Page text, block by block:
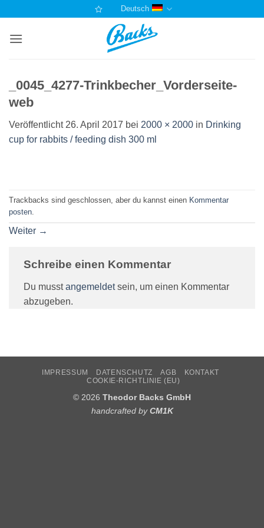
springen
Deutsch
_0045_4277-Trinkbecher_Vorderseite-
web
Veröffentlicht 26. April 2017 bei 2000 × 2000 in Drinking
cup for rabbits / feeding dish 300 ml
Trackbacks sind geschlossen, aber du kannst einen Kommentar
posten
Weiter →
Schreibe einen Kommentar
Du musstangemeldetsein, um einen Kommentar
abzugeben.
IMPRESSUM DATENSCHUTZ AGB
KONTAKT
COOKIE-RICHTLINIE (EU)
© 2026 Theodor Backs GmbH
handcrafted byCM1K